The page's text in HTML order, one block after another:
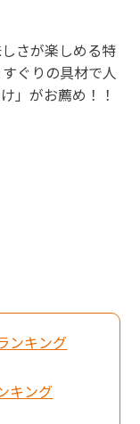
さが楽しめる特
ぐりの具材で人
」がお薦め！！
ンキング
キング